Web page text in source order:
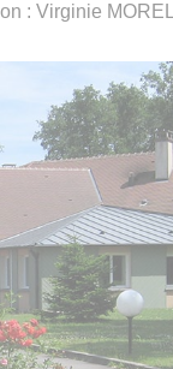
: Virginie MOREL